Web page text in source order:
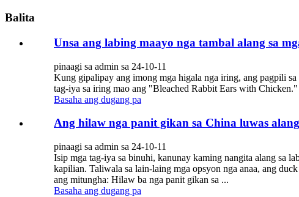
Balita
Unsa ang labing maayo nga tambal alang sa
pinaagi sa admin sa 24-10-11
Kung gipalipay ang imong mga higala nga iring, ang pagpili
tag-iya sa iring mao ang "Bleached Rabbit Ears with
Basaha ang dugang pa
Ang hilaw nga panit gikan sa China luwas
pinaagi sa admin sa 24-10-11
Isip mga tag-iya sa binuhi, kanunay kaming nangita alang sa
kapilian. Taliwala sa lain-laing mga opsyon nga anaa, ang
ang mitungha: Hilaw ba nga panit gikan sa ...
Basaha ang dugang pa